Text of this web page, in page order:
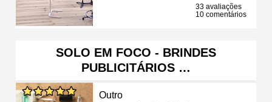
33 avaliações
10 comentários
SOLO EM FOCO - BRINDES
PUBLICITÁRIOS …
Outro